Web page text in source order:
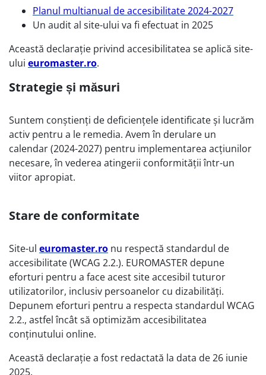
Planul multianual de accesibilitate 2024-2027
Un audit al site-ului va fi efectuat in 2025
Această declarație privind accesibilitatea se aplică site-
ului euromaster.ro.
Strategie și măsuri
Suntem conștienți de deficiențele identificate și lucrăm
activ pentru a le remedia. Avem în derulare un
calendar (2024-2027) pentru implementarea acțiunilor
necesare, în vederea atingerii conformității într-un
viitor apropiat.
Stare de conformitate
Site-ul euromaster.ro nu respectă standardul de
accesibilitate (WCAG 2.2.). EUROMASTER depune
eforturi pentru a face acest site accesibil tuturor
utilizatorilor, inclusiv persoanelor cu dizabilități.
Depunem eforturi pentru a respecta standardul WCAG
2.2., astfel încât să optimizăm accesibilitatea
conținutului online.
Această declarație a fost redactată la data de 26 iunie
2025.